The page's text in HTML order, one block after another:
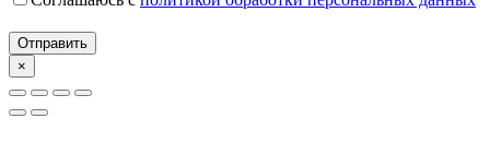
×